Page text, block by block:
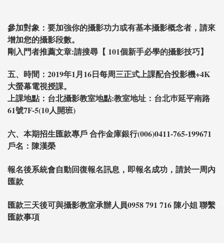
參加對象：要加強你的攝影功力或有基本攝影概念者，請來
增加您的攝影段數。
剛入門者推薦文章:請搜尋【 101個新手必學的攝影技巧】
五、時間：2019年1月16日每周三正式上課配合投影機+4K
大螢幕電視授課。
上課地點：台北攝影教室地點:教室地址：台北巿延平南路
61號7F-5(10人開班)
六、本期招生匯款專戶 合作金庫銀行(006)0411-765-199671
戶名：陳漢榮
報名後系統會自動回復報名訊息，即報名成功，請於一周內
匯款
匯款三天後可與攝影教室承辦人員0958 791 716 陳小姐 聯繫
匯款事項